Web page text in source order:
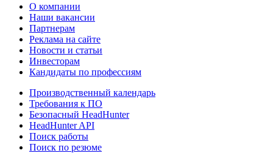
О компании
Наши вакансии
Партнерам
Реклама на сайте
Новости и статьи
Инвесторам
Кандидаты по профессиям
Производственный календарь
Требования к ПО
Безопасный HeadHunter
HeadHunter API
Поиск работы
Поиск по резюме